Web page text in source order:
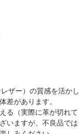
ザー）の質感を活か
差があります。
る（実際に革が切れ
いますが、不良品で